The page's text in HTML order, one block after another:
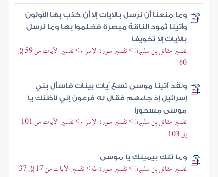
وما منعنا أن نرسل بالآيات إلا أن كذب بها الأولون
وآتينا ثمود الناقة مبصرة فظلموا بها وما نرسل
بالآيات إلا تخويفا
تفسير مقاتل بن سليمان > تفسير سورة الإسراء > تفسير الآيات من 59 إلى
60
ولقد آتينا موسى تسع آيات بينات فاسأل بني
إسرائيل إذ جاءهم فقال له فرعون إني لأظنك يا
موسى مسحورا
تفسير مقاتل بن سليمان > تفسير سورة الإسراء > تفسير الآيات من 101
إلى 103
وما تلك بيمينك يا موسى
تفسير مقاتل بن سليمان > تفسير سورة طه > تفسير الآيات من 17 إلى 37